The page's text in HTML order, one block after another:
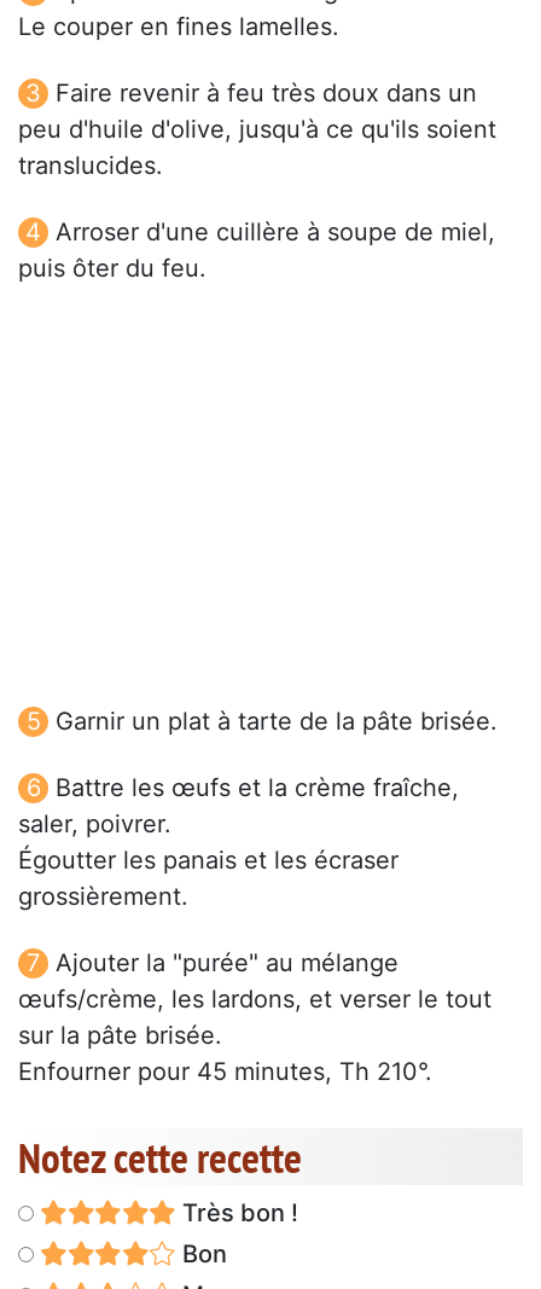
Le couper en fines lamelles.
Faire revenir à feu très doux dans un
peu d'huile d'olive, jusqu'à ce qu'ils soient
translucides.
Arroser d'une cuillère à soupe de miel,
puis ôter du feu.
Garnir un plat à tarte de la pâte brisée.
Battre les œufs et la crème fraîche,
saler, poivrer.
Égoutter les panais et les écraser
grossièrement.
Ajouter la "purée" au mélange
œufs/crème, les lardons, et verser le tout
sur la pâte brisée.
Enfourner pour 45 minutes, Th 210°.
Notez cette recette
Très bon !
Bon